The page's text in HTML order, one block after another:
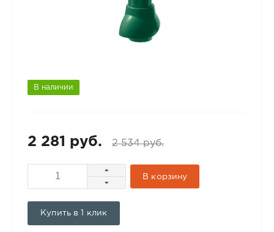
В наличии
2 281 руб. 2 534 руб.
В корзину
Купить в 1 клик